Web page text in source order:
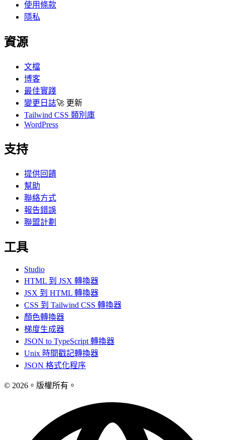
使用條款
隱私
資源
文檔
博客
最佳實踐
變更日誌🚀 更新
Tailwind CSS 類別庫
WordPress
支持
提供回饋
幫助
聯絡方式
報告錯誤
聯盟計劃
工具
Studio
HTML 到 JSX 轉換器
JSX 到 HTML 轉換器
CSS 到 Tailwind CSS 轉換器
顏色轉換器
梯度生成器
JSON to TypeScript 轉換器
Unix 時間戳記轉換器
JSON 格式化程序
© 2026。版權所有。